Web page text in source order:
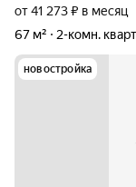
от 41 273 ₽ в месяц
67 м²
2-комн.
новостройка